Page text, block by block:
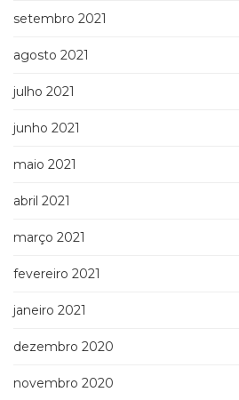
setembro 2021
agosto 2021
julho 2021
junho 2021
maio 2021
abril 2021
março 2021
fevereiro 2021
janeiro 2021
dezembro 2020
novembro 2020